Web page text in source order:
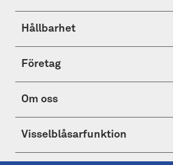
Hållbarhet
Företag
Om oss
Visselblåsarfunktion